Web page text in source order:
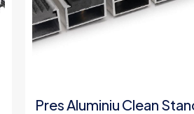
Pres Aluminiu Clean